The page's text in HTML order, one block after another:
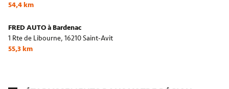
54,4 km
FRED AUTO à Bardenac
1 Rte de Libourne, 16210 Saint-Avit
55,3 km